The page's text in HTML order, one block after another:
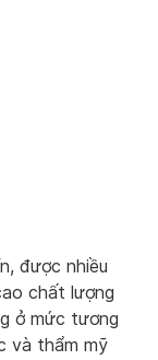
được nhiều
chất lượng
ở mức tương
và thẩm mỹ